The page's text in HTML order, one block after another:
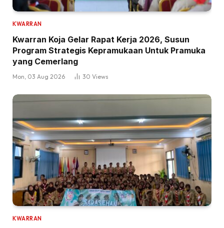
KWARRAN
Kwarran Koja Gelar Rapat Kerja 2026, Susun
Program Strategis Kepramukaan Untuk Pramuka
yang Cemerlang
Mon, 03 Aug 2026 30 Views
KWARRAN